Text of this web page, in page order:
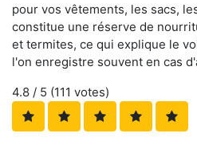
pour vos vêtements, les sacs,
constitue une réserve de
et termites, ce qui explique le
l'on enregistre souvent en cas
4.8 / 5 (111 votes)